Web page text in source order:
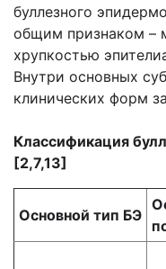
буллезного
общим признаком –
хрупкостью
Внутри основных
клинических форм
Классификация
[2,7,13]
Основной тип БЭ